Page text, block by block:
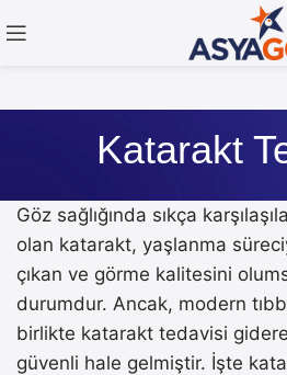
Katarakt
Göz sağlığında sıkça
olan katarakt, yaşlanma
çıkan ve görme kalitesini
durumdur. Ancak, modern
birlikte katarakt tedavisi
güvenli hale gelmiştir. İşte